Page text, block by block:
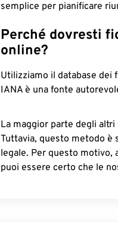
semplice per pianificare
Perché dovresti
online?
Utilizziamo il database dei
IANA è una fonte
La maggior parte degli
Tuttavia, questo metodo è
legale. Per questo motivo,
puoi essere certo che le